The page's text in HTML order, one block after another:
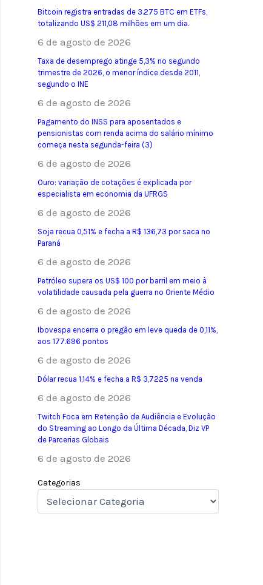
Bitcoin registra entradas de 3.275 BTC em ETFs,
totalizando US$ 211,08 milhões em um dia.
6 de agosto de 2026
Taxa de desemprego atinge 5,3% no segundo
trimestre de 2026, o menor índice desde 2011,
segundo o INE
6 de agosto de 2026
Pagamento do INSS para aposentados e
pensionistas com renda acima do salário mínimo
começa nesta segunda-feira (3)
6 de agosto de 2026
Ouro: variação de cotações é explicada por
especialista em economia da UFRGS
6 de agosto de 2026
Soja recua 0,51% e fecha a R$ 136,73 por saca no
Paraná
6 de agosto de 2026
Petróleo supera os US$ 100 por barril em meio à
volatilidade causada pela guerra no Oriente Médio
6 de agosto de 2026
Ibovespa encerra o pregão em leve queda de 0,11%,
aos 177.696 pontos
6 de agosto de 2026
Dólar recua 1,14% e fecha a R$ 3,7225 na venda
6 de agosto de 2026
Twitch Foca em Retenção de Audiência e Evolução
do Streaming ao Longo da Última Década, Diz VP
de Parcerias Globais
6 de agosto de 2026
Categorias